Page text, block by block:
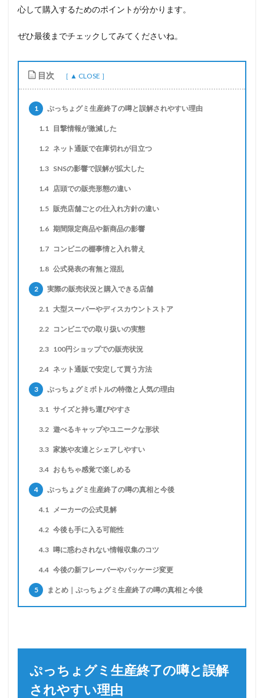
心して購入するためのポイントが分かります。
ぜひ最後までチェックしてみてくださいね。
目次
1 ぷっちょグミ生産終了の噂と誤解されやすい理由
1.1 目撃情報が激減した
1.2 ネット通販で在庫切れが目立つ
1.3 SNSの影響で誤解が拡大した
1.4 店頭での販売形態の違い
1.5 販売店舗ごとの仕入れ方針の違い
1.6 期間限定商品や新商品の影響
1.7 コンビニの棚事情と入れ替え
1.8 公式発表の有無と混乱
2 実際の販売状況と購入できる店舗
2.1 大型スーパーやディスカウントストア
2.2 コンビニでの取り扱いの実態
2.3 100円ショップでの販売状況
2.4 ネット通販で安定して買う方法
3 ぷっちょグミボトルの特徴と人気の理由
3.1 サイズと持ち運びやすさ
3.2 遊べるキャップやユニークな形状
3.3 家族や友達とシェアしやすい
3.4 おもちゃ感覚で楽しめる
4 ぷっちょグミ生産終了の噂の真相と今後
4.1 メーカーの公式見解
4.2 今後も手に入る可能性
4.3 噂に惑わされない情報収集のコツ
4.4 今後の新フレーバーやパッケージ変更
5 まとめ｜ぷっちょグミ生産終了の噂の真相と今後
ぷっちょグミ生産終了の噂と誤解
されやすい理由